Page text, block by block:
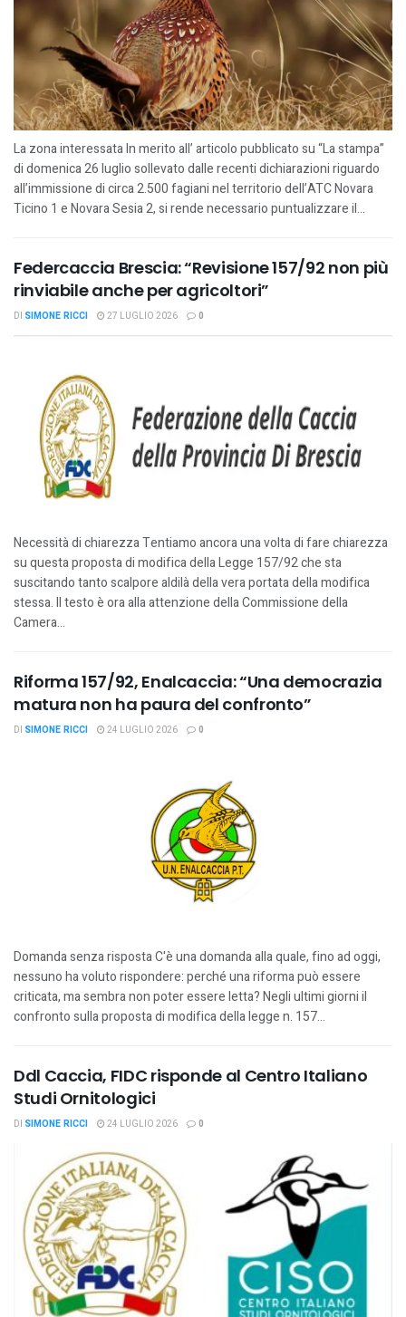
La zona interessata In merito all’ articolo pubblicato su “La stampa”
di domenica 26 luglio sollevato dalle recenti dichiarazioni riguardo
all’immissione di circa 2.500 fagiani nel territorio dell’ATC Novara
Ticino 1 e Novara Sesia 2, si rende necessario puntualizzare il...
Federcaccia Brescia: “Revisione 157/92 non più
rinviabile anche per agricoltori”
DI SIMONE RICCI 27 LUGLIO 2026 0
Necessità di chiarezza Tentiamo ancora una volta di fare chiarezza
su questa proposta di modifica della Legge 157/92 che sta
suscitando tanto scalpore aldilà della vera portata della modifica
stessa. Il testo è ora alla attenzione della Commissione della
Camera...
Riforma 157/92, Enalcaccia: “Una democrazia
matura non ha paura del confronto”
DI SIMONE RICCI 24 LUGLIO 2026 0
Domanda senza risposta C'è una domanda alla quale, fino ad oggi,
nessuno ha voluto rispondere: perché una riforma può essere
criticata, ma sembra non poter essere letta? Negli ultimi giorni il
confronto sulla proposta di modifica della legge n. 157...
Ddl Caccia, FIDC risponde al Centro Italiano
Studi Ornitologici
DI SIMONE RICCI 24 LUGLIO 2026 0